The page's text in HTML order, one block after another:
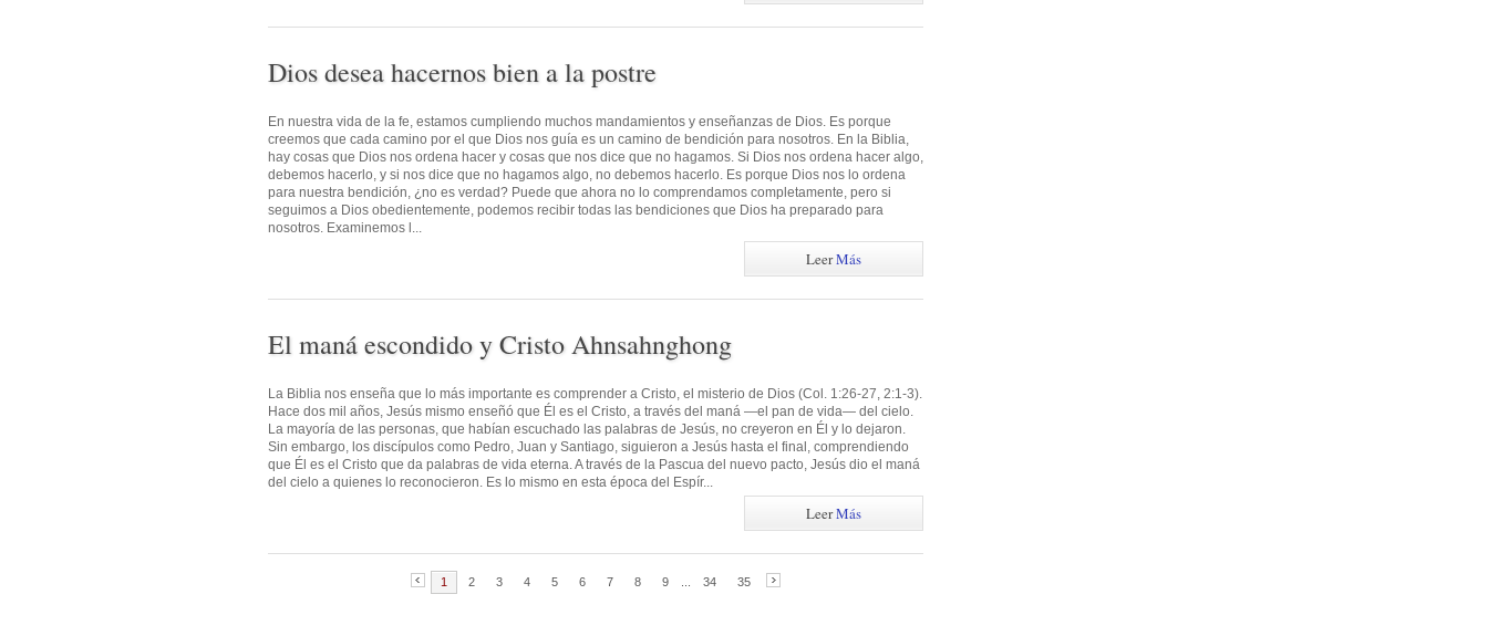
Dios desea hacernos bien a la postre
En nuestra vida de la fe, estamos cumpliendo muchos mandamientos y enseñanzas de Dios. Es porque
creemos que cada camino por el que Dios nos guía es un camino de bendición para nosotros. En la Biblia,
hay cosas que Dios nos ordena hacer y cosas que nos dice que no hagamos. Si Dios nos ordena hacer algo,
debemos hacerlo, y si nos dice que no hagamos algo, no debemos hacerlo. Es porque Dios nos lo ordena
para nuestra bendición, ¿no es verdad? Puede que ahora no lo comprendamos completamente, pero si
seguimos a Dios obedientemente, podemos recibir todas las bendiciones que Dios ha preparado para
nosotros. Examinemos l...
LeerMás
El maná escondido y Cristo Ahnsahnghong
La Biblia nos enseña que lo más importante es comprender a Cristo, el misterio de Dios (Col. 1:26-27, 2:1-3).
Hace dos mil años, Jesús mismo enseñó que Él es el Cristo, a través del maná —el pan de vida— del cielo.
La mayoría de las personas, que habían escuchado las palabras de Jesús, no creyeron en Él y lo dejaron.
Sin embargo, los discípulos como Pedro, Juan y Santiago, siguieron a Jesús hasta el final, comprendiendo
que Él es el Cristo que da palabras de vida eterna. A través de la Pascua del nuevo pacto, Jesús dio el maná
del cielo a quienes lo reconocieron. Es lo mismo en esta época del Espír...
LeerMás
1 2 3 4 5 6 7 8 9 34 35